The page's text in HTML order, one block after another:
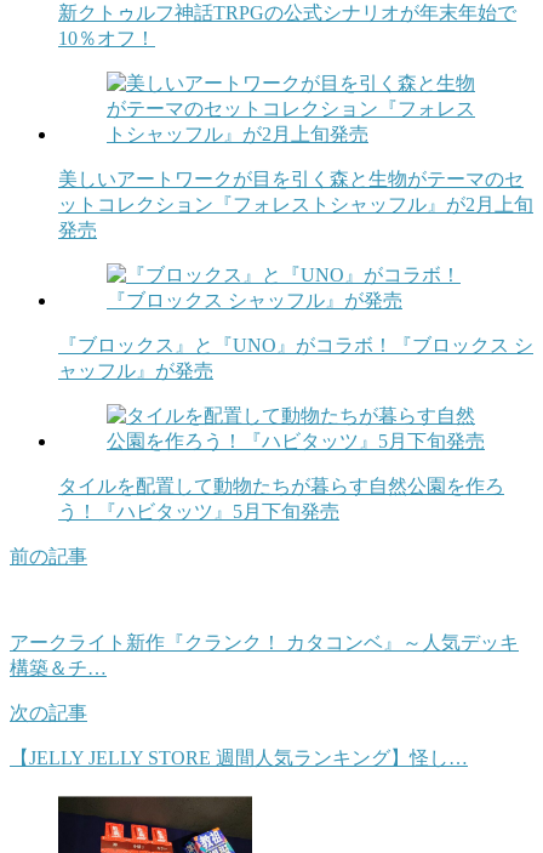
新クトゥルフ神話TRPGの公式シナリオが年末年始で
10％オフ！
美しいアートワークが目を引く森と生物がテーマのセ
ットコレクション『フォレストシャッフル』が2月上旬
発売
『ブロックス』と『UNO』がコラボ！『ブロックス シ
ャッフル』が発売
タイルを配置して動物たちが暮らす自然公園を作ろ
う！『ハビタッツ』5月下旬発売
前の記事
アークライト新作『クランク！ カタコンベ』～人気デッキ
構築＆チ…
次の記事
【JELLY JELLY STORE 週間人気ランキング】怪し…